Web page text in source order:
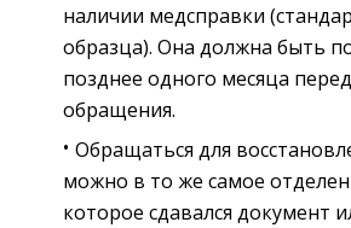
наличии медсправки
образца). Она должна быть
позднее одного месяца
обращения.
Обращаться для
можно в то же самое
которое сдавался документ